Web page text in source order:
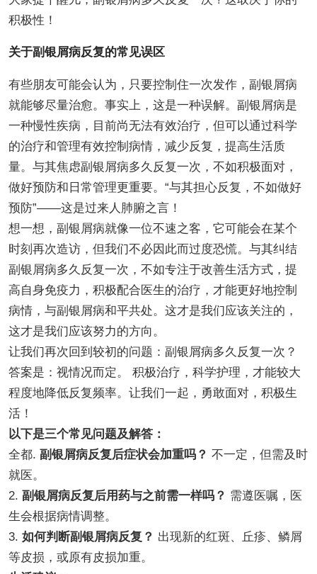
积极性！
关于副银屑病反复的常见误区
有些朋友可能会认为，只要控制住一次发作，副银屑病
就能够尽量治愈。事实上，这是一种误解。副银屑病是
一种慢性疾病，目前尚无法有效治疗，但可以通过科学
的治疗和管理有效控制病情，减少反复，提高生活质
量。与其焦虑副银屑病多久反复一次，不如积极面对，
做好预防和日常管理更重要。“与其担心反复，不如做好
预防”——这是过来人肺腑之言！
想一想，副银屑病就像一位不速之客，它可能会在某个
时刻再次造访，但我们不必因此而过度恐慌。与其纠结
副银屑病多久反复一次，不如专注于改善生活方式，提
高自身免疫力，积极配合医生的治疗，才能更好地控制
病情，与副银屑病和平共处。这才是我们应该关注的，
这才是我们应该努力的方向。
让我们再次回到较初的问题：副银屑病多久反复一次？
答案是：视情况而定。 积极治疗，科学护理，才能较大
程度地降低反复频率。让我们一起，勇敢面对，积极生
活！
以下是三个常见问题及解答：
全都. 副银屑病反复后症状会加重吗？ 不一定，但需及时
就医。
2. 副银屑病反复后用药与之前需一样吗？ 需遵医嘱，医
生会根据病情调整。
3. 如何判断副银屑病反复？ 出现新的红斑、丘疹、鳞屑
等皮损，或原有皮损加重。